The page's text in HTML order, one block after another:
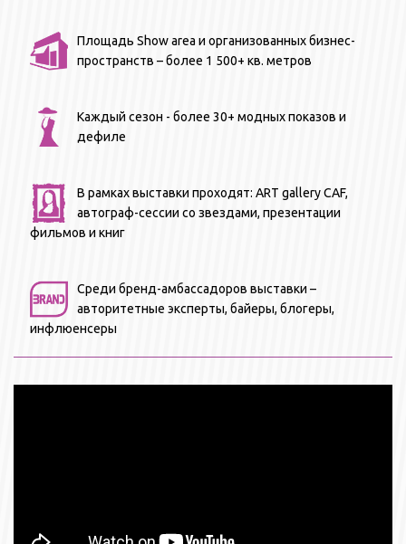
Площадь Show area и организованных бизнес-
пространств – более 1 500+ кв. метров
Каждый сезон - более 30+ модных показов и
дефиле
В рамках выставки проходят: ART gallery CAF,
автограф-сессии со звездами, презентации
фильмов и книг
Среди бренд-амбассадоров выставки –
авторитетные эксперты, байеры, блогеры,
инфлюенсеры